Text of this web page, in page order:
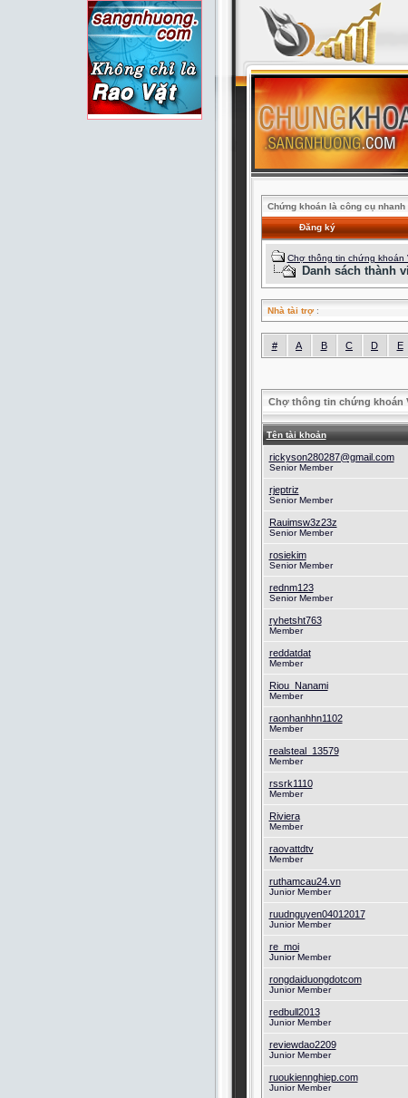
Chứng khoán là công cụ
Đăng ký
Chợ thông tin chứng khoán
Danh sách thành
Nhà tài trợ:
# A B C D E
Chợ thông tin chứng khoán
Tên tài khoản
rickyson280287@gmail.com
Senior Member
rjeptriz
Senior Member
Rauimsw3z23z
Senior Member
rosiekim
Senior Member
rednm123
Senior Member
ryhetsht763
Member
reddatdat
Member
Riou_Nanami
Member
raonhanhhn1102
Member
realsteal_13579
Member
rssrk1110
Member
Riviera
Member
raovattdtv
Member
ruthamcau24.vn
Junior Member
ruudnguyen04012017
Junior Member
re_moi
Junior Member
rongdaiduongdotcom
Junior Member
redbull2013
Junior Member
reviewdao2209
Junior Member
ruoukiennghiep.com
Junior Member